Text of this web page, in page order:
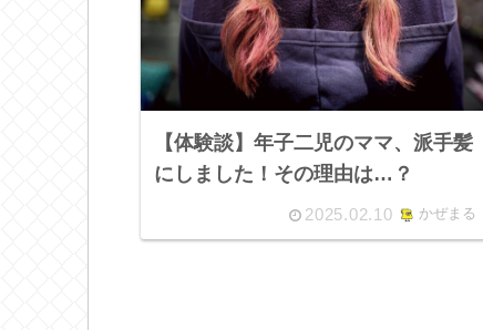
【体験談】年子二児のママ、派手髪
にしました！その理由は…？
2025.02.10 かぜまる